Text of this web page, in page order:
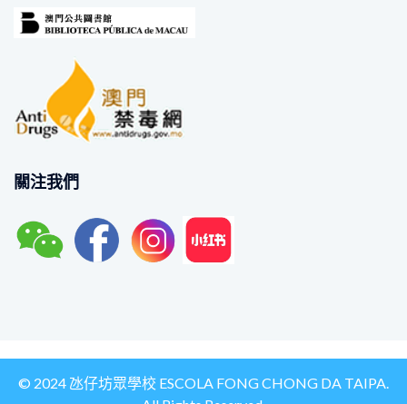
關注我們
© 2024 氹仔坊眾學校 ESCOLA FONG CHONG DA TAIPA.